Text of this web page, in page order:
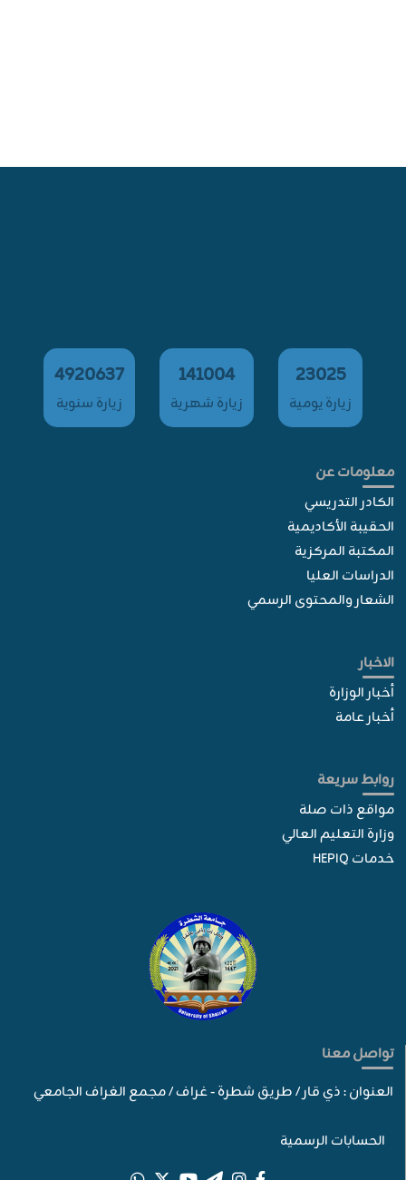
23025
زيارة يومية
141004
زيارة شهرية
4920637
زيارة سنوية
معلومات عن
الكادر التدريسي
الحقيبة الأكاديمية
المكتبة المركزية
الدراسات العليا
الشعار والمحتوى الرسمي
الاخبار
أخبار الوزارة
أخبار عامة
روابط سريعة
مواقع ذات صلة
وزارة التعليم العالي
خدمات HEPIQ
تواصل معنا
العنوان : ذي قار / طريق شطرة - غراف / مجمع الغراف الجامعي
الحسابات الرسمية